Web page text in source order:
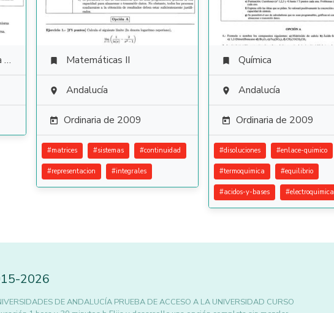
 Matemáticas II
 Andalucía
 Ordinaria de 2009
#matrices #sistemas #continuidad
#representacion #integrales
 Química
 Andalucía
 Ordinaria de 2009
#disoluciones #enlace-quimico
#termoquimica #equilibrio
#acidos-y-bases #electroquimica
-2026
DE ANDALUCÍA PRUEBA DE ACCESO A LA UNIVERSIDAD CURSO